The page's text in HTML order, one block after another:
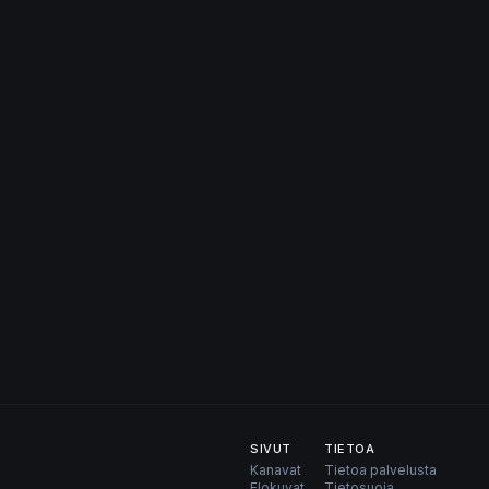
SIVUT
Kanavat
TIETOA
Tietoa palvelusta